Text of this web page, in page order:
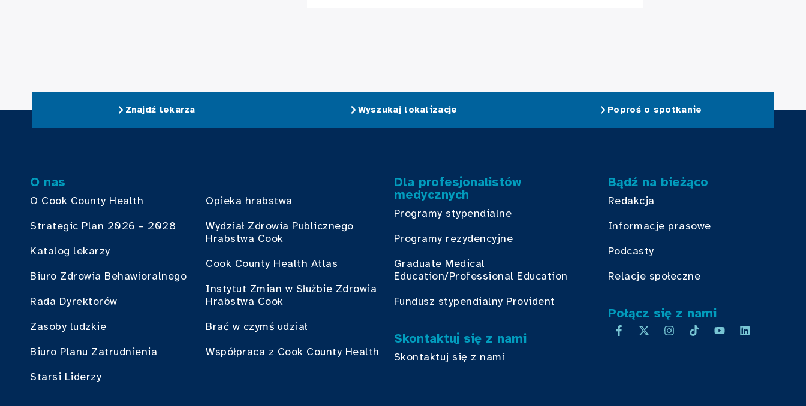
Znajdź lekarza Wyszukaj lokalizacje Poproś o spotkanie
O nas
O Cook County Health
Strategic Plan 2026 – 2028
Katalog lekarzy
Biuro Zdrowia Behawioralnego
Rada Dyrektorów
Zasoby ludzkie
Biuro Planu Zatrudnienia
Starsi Liderzy
Opieka hrabstwa
Wydział Zdrowia Publicznego
Hrabstwa Cook
Cook County Health Atlas
Instytut Zmian w Służbie Zdrowia
Hrabstwa Cook
Brać w czymś udział
Współpraca z Cook County Health
Dla profesjonalistów
medycznych
Programy stypendialne
Programy rezydencyjne
Graduate Medical
Education/Professional Education
Fundusz stypendialny Provident
Skontaktuj się z nami
Skontaktuj się z nami
Bądź na bieżąco
Redakcja
Informacje prasowe
Podcasty
Relacje społeczne
Połącz się z nami